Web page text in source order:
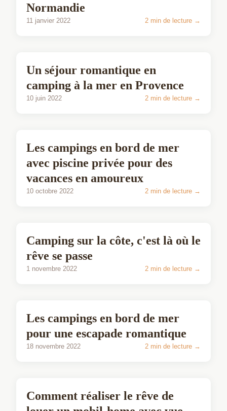
Normandie
11 janvier 2022 2 min de lecture →
COUPLE
Un séjour romantique en
camping à la mer en Provence
10 juin 2022 2 min de lecture →
COUPLE
Les campings en bord de mer
avec piscine privée pour des
vacances en amoureux
10 octobre 2022 2 min de lecture →
COUPLE
Camping sur la côte, c'est là où le
rêve se passe
1 novembre 2022 2 min de lecture →
COUPLE
Les campings en bord de mer
pour une escapade romantique
18 novembre 2022 2 min de lecture →
COUPLE
Comment réaliser le rêve de